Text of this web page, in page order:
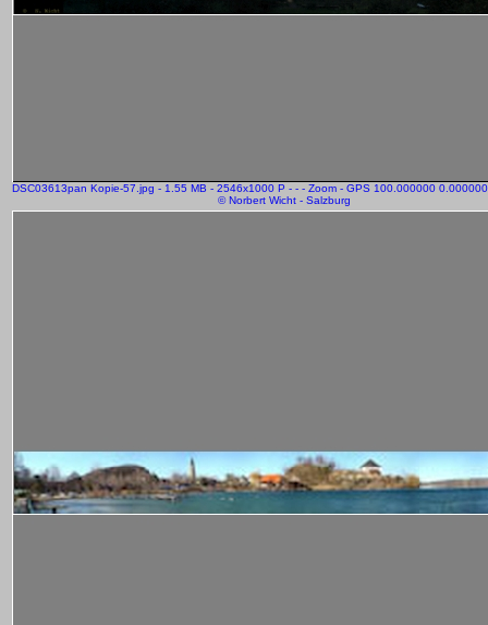
DSC03613pan Kopie-57.jpg - 1.55 MB - 2546x1000 P - - - Zoom - GPS 100.000000
© Norbert Wicht - Salzburg